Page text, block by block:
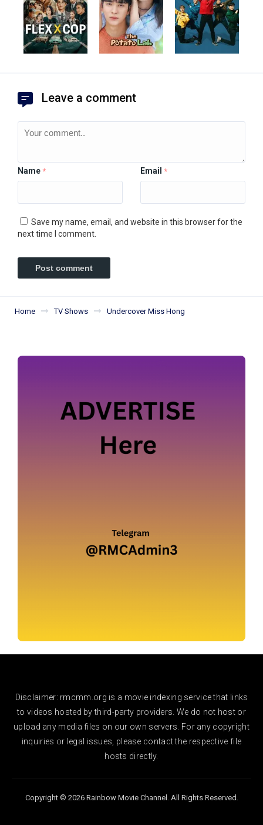
Leave a comment
Name * Email *
Save my name, email, and website in this browser for the
next time I comment.
Home TV Shows Undercover Miss Hong
Disclaimer: rmcmm.org is a movie indexing service that links
to videos hosted by third-party providers. We do not host or
upload any media files on our own servers. For any copyright
inquiries or legal issues, please contact the respective file
hosts directly.
Copyright © 2026 Rainbow Movie Channel. All Rights Reserved.